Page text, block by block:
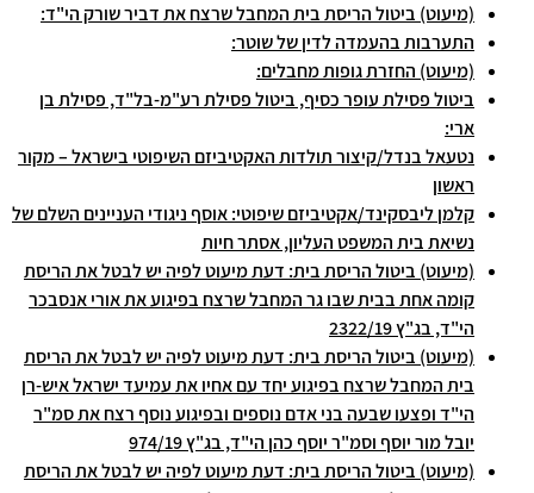
(מיעוט) ביטול הריסת בית המחבל שרצח את דביר שורק הי"ד:
התערבות בהעמדה לדין של שוטר:
(מיעוט) החזרת גופות מחבלים:
ביטול פסילת עופר כסיף, ביטול פסילת רע"מ-בל"ד, פסילת בן
ארי:
נטעאל בנדל/קיצור תולדות האקטיביזם השיפוטי בישראל – מקור
ראשון
קלמן ליבסקינד/אקטיביזם שיפוטי: אוסף ניגודי העניינים השלם של
נשיאת בית המשפט העליון, אסתר חיות
(מיעוט) ביטול הריסת בית: דעת מיעוט לפיה יש לבטל את הריסת
קומה אחת בבית שבו גר המחבל שרצח בפיגוע את אורי אנסבכר
הי"ד, בג"ץ 2322/19
(מיעוט) ביטול הריסת בית: דעת מיעוט לפיה יש לבטל את הריסת
בית המחבל שרצח בפיגוע יחד עם אחיו את עמיעד ישראל איש-רן
הי"ד ופצעו שבעה בני אדם נוספים ובפיגוע נוסף רצח את סמ"ר
יובל מור יוסף וסמ"ר יוסף כהן הי"ד, בג"ץ 974/19
(מיעוט) ביטול הריסת בית: דעת מיעוט לפיה יש לבטל את הריסת